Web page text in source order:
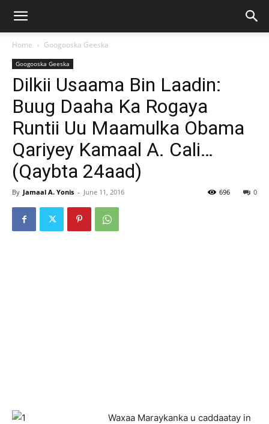
Home Googooska Geeska
Googooska Geeska
Dilkii Usaama Bin Laadin:
Buug Daaha Ka Rogaya
Runtii Uu Maamulka Obama
Qariyey Kamaal A. Cali…
(Qaybta 24aad)
By Jamaal A. Yonis - June 11, 2016 0
696
Waxaa Maraykanka u caddaatay in